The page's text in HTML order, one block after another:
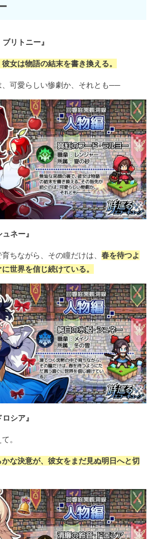
リトニー』
女は物語の結末を書き換える。
、可愛らしい惨劇か、それとも──
ネー』
ちながら、その瞳だけは、 春を待つよ
世界を信じ続けている。
シア』
。
な決意が、彼女をまだ見ぬ明日へと切